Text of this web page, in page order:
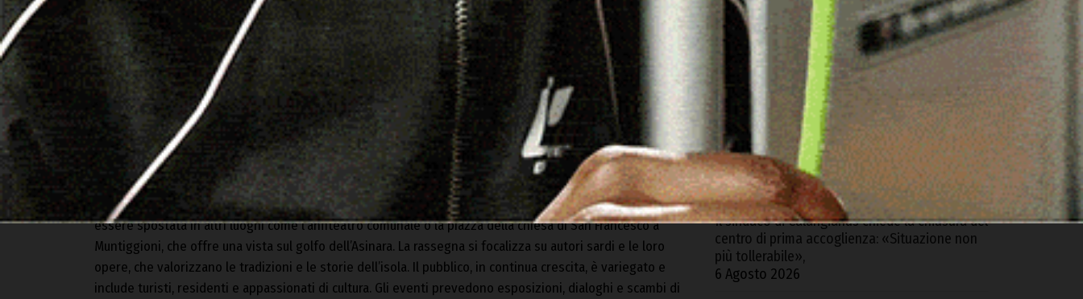
professor
, che dialogherà con l’autrice per approfondire il contesto storico e familiare che
ha fatto da sfondo alla vita di Sanna.
Per rendere ancora più coinvolgente l’evento, l’autrice esporrà alcuni oggetti integrati nella narrazione:
una selezione di abiti, fotografie e cimeli storici provenienti dalla sua collezione privata. Un modo per
consentire al pubblico di vivere l’atmosfera dell’epoca.
«La rassegna “Libri al Tramonto” è iniziata nell’estate del 2022 ed è diventata un appuntamento fisso
durante ogni estate a Badesi», afferma la vice sindaco di BadesiViviana Mela . «Solitamente – spiega –
si svolge presso la piscina comunale per godere dei tramonti sul mare, ma, a seconda del tema, può
essere spostata in altri luoghi come l’anfiteatro comunale o la piazza della chiesa di San Francesco a
Muntiggioni, che offre una vista sul golfo dell’Asinara. La rassegna si focalizza su autori sardi e le loro
opere, che valorizzano le tradizioni e le storie dell’isola. Il pubblico, in continua crescita, è variegato e
include turisti, residenti e appassionati di cultura. Gli eventi prevedono esposizioni, dialoghi e scambi di
Valledoria. Spacciava dalla finestra di casa,
arrestato
7 Agosto 2026
Olbia, riaperta dopo 13 anni la strada di Monte
Pino
7 Agosto 2026
Calangianus ospita il “Forum della filiera
bovina”
6 Agosto 2026
Il sindaco di Calangianus chiede la chiusura del
centro di prima accoglienza: «Situazione non
più tollerabile»,
6 Agosto 2026